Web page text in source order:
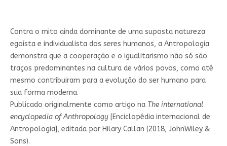
Contra o mito ainda dominante de uma suposta natureza
egoísta e individualista dos seres humanos, a Antropologia
demonstra que a cooperação e o igualitarismo não só são
traços predominantes na cultura de vários povos, como até
mesmo contribuiram para a evolução do ser humano para
sua forma moderna.
Publicado originalmente como artigo na The international
encyclopedia of Anthropology[Enciclopédia internacional de
Antropologia], editada por Hilary Callan (2018, JohnWiley &
Sons).